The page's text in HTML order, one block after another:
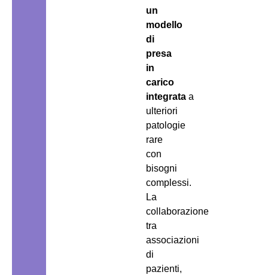
un
modello
di
presa
in
carico
integrataa
ulteriori
patologie
rare
con
bisogni
complessi.
La
collaborazione
tra
associazioni
di
pazienti,